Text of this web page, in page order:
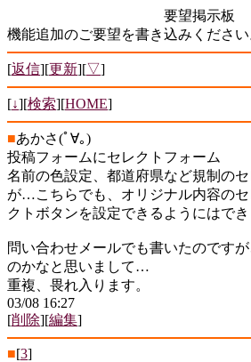
要望掲示板
機能追加のご要望を書き込みください
[返信][更新][▽]
[↓][検索][HOME]
■あかさ(ﾟ∀｡)
投稿フォームにセレクトフォーム
名前の色設定、都道府県など規制の
が…こちらでも、オリジナル内容の
クトボタンを設定できるようにはでき
問い合わせメールでも書いたのです
のかなと思いまして…
重複、畏れ入ります。
03/08 16:27
[削除][編集]
■[3]